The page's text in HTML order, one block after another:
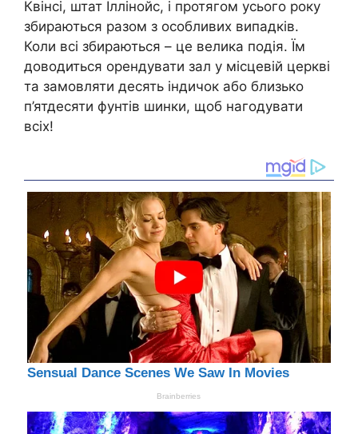
Квінсі, штат Іллінойс, і протягом усього року
збираються разом з особливих випадків.
Коли всі збираються – це велика подія. Їм
доводиться орендувати зал у місцевій церкві
та замовляти десять індичок або близько
п’ятдесяти фунтів шинки, щоб нагодувати
всіх!